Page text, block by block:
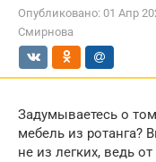
Опубликовано: 01 Апр
Смирнова
Задумываетесь о
мебель из ротанга?
не из легких, ведь